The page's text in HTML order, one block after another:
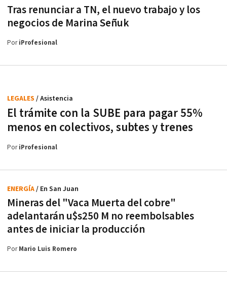
Tras renunciar a TN, el nuevo trabajo y los
negocios de Marina Señuk
PoriProfesional
El trámite con la SUBE para pagar 55%
menos en colectivos, subtes y trenes
LEGALES / Asistencia
PoriProfesional
Mineras del "Vaca Muerta del cobre"
adelantarán u$s250 M no reembolsables
antes de iniciar la producción
ENERGÍA/ En San Juan
PorMario Luis Romero